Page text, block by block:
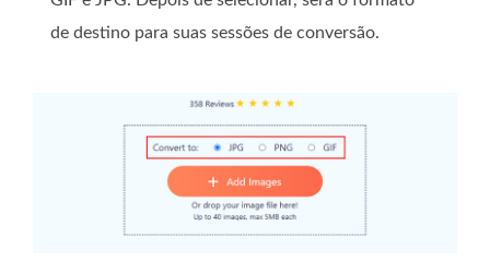
de destino para suas sessões de conversão.